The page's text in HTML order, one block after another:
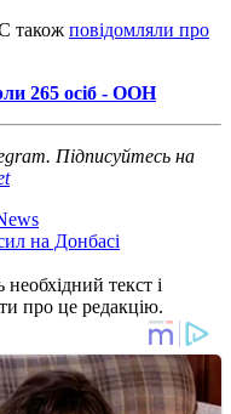
також повідомляли про
265 осіб - ООН
Підписуйтесь на
на Донбасі
текст і
про це редакцію.